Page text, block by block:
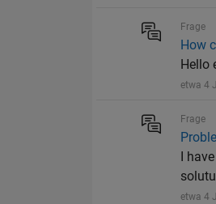
Frage
How
Hello
etwa 4
Frage
I
etwa 4